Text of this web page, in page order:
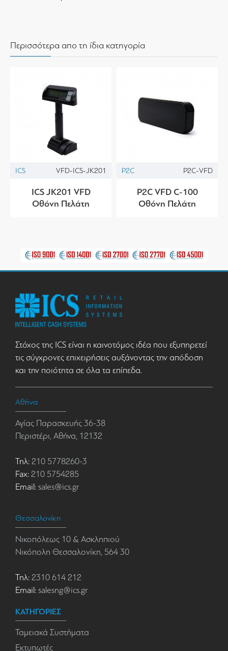
Περισσότερα απο τη ίδια κατηγορία
ICS VFD-ICS-JK201
ICS JK201 VFD
Οθόνη Πελάτη
P2C P2C-VFD
P2C VFD C-100
Οθόνη Πελάτη
Στόχος της ICS είναι η καινοτόμος ιδέα που εξυπηρετεί
τις σύγχρονες επιχειρήσεις αυξάνοντας την απόδοση
και την ποιότητα σε όλα τα επίπεδα.
Αθήνα
Αγίας Παρασκευής 36-38
Περιστέρι, Αθήνα, 12132
Τηλ: 210 5778260-3
Fax: 210 5754285
Email: sales@ics.gr
Θεσσαλονίκη
Νικοπόλεως 10 & Ασκληπιού
Νικόπολη Θεσσαλονίκη, 564 30
Τηλ: 2310 614 212
Email: salesng@ics.gr
ΚΑΤΗΓΟΡΙΕΣ
Ταμειακά Συστήματα
Εκτυπωτές